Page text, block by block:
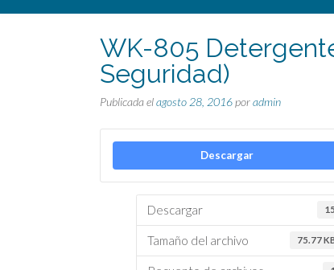
WK-805
Seguridad)
Publicada elagosto 28, 2016poradmin
Descargar
Descargar 15
Tamaño del archivo 75.77 KB